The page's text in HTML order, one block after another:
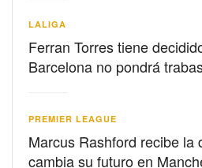
LALIGA
Ferran Torres tiene
Barcelona no pondrá
PREMIER LEAGUE
Marcus Rashford recibe la
cambia su futuro en